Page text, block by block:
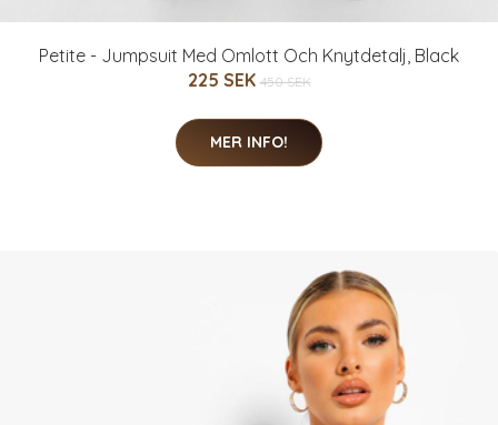
Petite - Jumpsuit Med Omlott Och Knytdetalj, Black
225 SEK 450 SEK
MER INFO!